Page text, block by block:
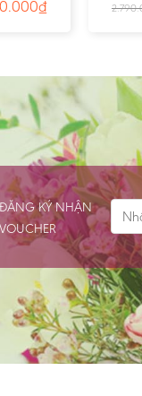
₫
ĐĂNG KÝ NHẬN
VOUCHER